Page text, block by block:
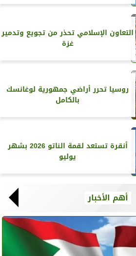
التعاون الإسلامي تحذر من تجويع وتدمير
غزة
روسيا تحرر أراضي جمهورية لوغانسك
بالكامل
أنقرة تستعد لقمة الناتو 2026 بشهر
يوليو
أهم الأخبار